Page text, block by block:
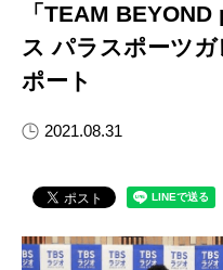
「TEAM
ス パラスポーツ
ポート
2021.08.31